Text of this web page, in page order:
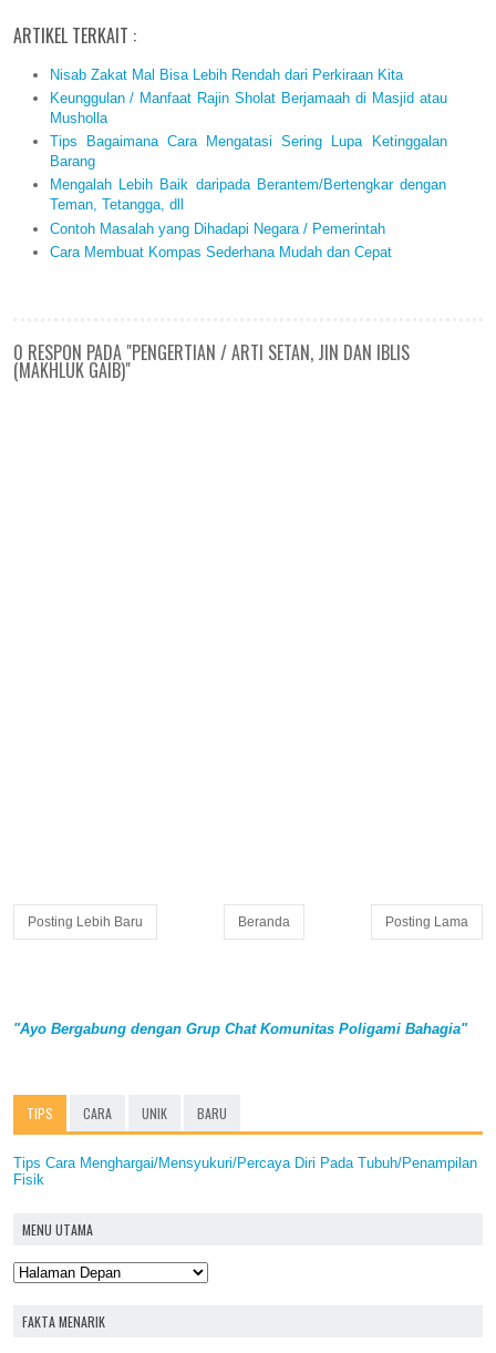
ARTIKEL TERKAIT :
Nisab Zakat Mal Bisa Lebih Rendah dari Perkiraan Kita
Keunggulan / Manfaat Rajin Sholat Berjamaah di Masjid atau
Musholla
Tips Bagaimana Cara Mengatasi Sering Lupa Ketinggalan
Barang
Mengalah Lebih Baik daripada Berantem/Bertengkar dengan
Teman, Tetangga, dll
Contoh Masalah yang Dihadapi Negara / Pemerintah
Cara Membuat Kompas Sederhana Mudah dan Cepat
0 RESPON PADA "PENGERTIAN / ARTI SETAN, JIN DAN IBLIS
(MAKHLUK GAIB)"
Posting Lebih Baru Posting Lama
Beranda
"Ayo Bergabung dengan Grup Chat Komunitas Poligami Bahagia"
TIPS CARA UNIK BARU
Tips Cara Menghargai/Mensyukuri/Percaya Diri Pada Tubuh/Penampilan
Fisik
MENU UTAMA
FAKTA MENARIK